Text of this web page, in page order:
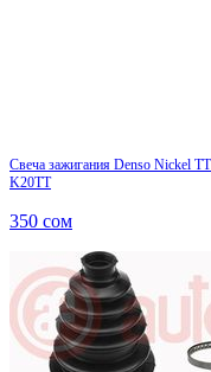
Свеча зажигания Denso Nickel
K20TT
350 сом